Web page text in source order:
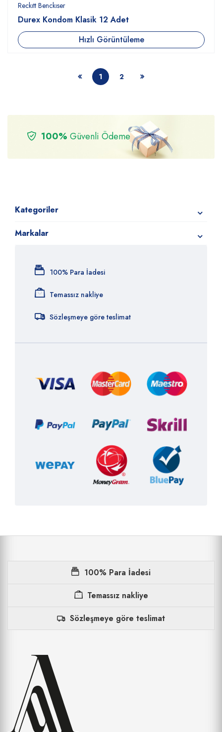
Reckıtt Benckıser
Durex Kondom Klasik 12 Adet
Hızlı Görüntüleme
1 2
100% Güvenli Ödeme
Kategoriler
Markalar
100% Para İadesi
Temassız nakliye
Sözleşmeye göre teslimat
100% Para İadesi
Temassız nakliye
Sözleşmeye göre teslimat